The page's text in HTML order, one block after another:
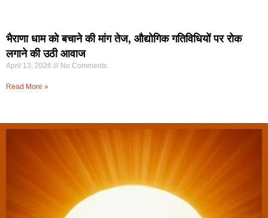
भैराणा धाम को बचाने की मांग तेज, औद्योगिक गतिविधियों पर रोक
लगाने की उठी आवाज
April 13, 2026 No Comments
Read More »